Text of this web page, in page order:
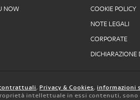
NOW
COOKIE POLICY
NOTE LEGALI
CORPORATE
DICHIARAZIONE
, Privacy & Cookies, informazioni
intellettuale in essi contenuti,